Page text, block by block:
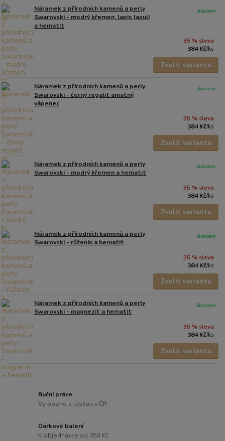
Náramek z přírodních kamenů a perly
Swarovski - modrý křemen, lapis lazuli
a hematit
35 % sleva
384 Kč/ks
skladem
Zvolit variantu
Náramek z přírodních kamenů a perly
Swarovski - černý regalit amatný
vápenec
35 % sleva
384 Kč/ks
skladem
Zvolit variantu
Náramek z přírodních kamenů a perly
Swarovski - modrý křemen a hematit
35 % sleva
384 Kč/ks
Skladem
Zvolit variantu
Náramek z přírodních kamenů a perly
Swarovski - růženín a hematit
35 % sleva
384 Kč/ks
skladem
Zvolit variantu
Náramek z přírodních kamenů a perly
Swarovski - magnezit a hematit
35 % sleva
384 Kč/ks
Skladem
Zvolit variantu
Ruční práce
Vyrobeno s láskou v ČR
Dárkové balení
K objednávce od 350 Kč